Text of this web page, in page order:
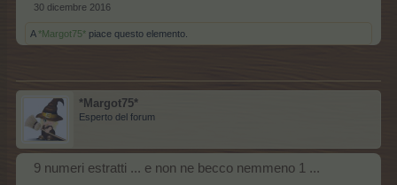
30 dicembre 2016
A *Margot75* piace questo elemento.
*Margot75*
Esperto del forum
9 numeri estratti ... e non ne becco nemmeno 1 ...